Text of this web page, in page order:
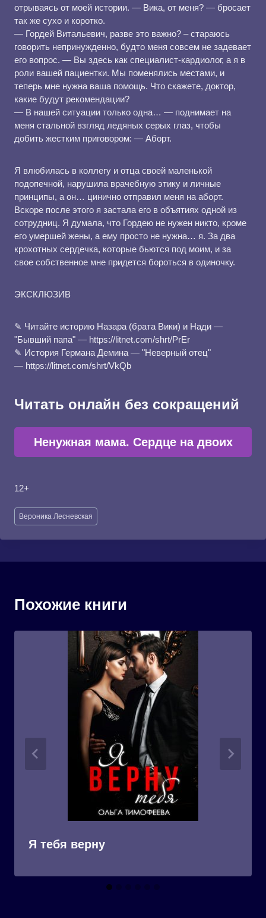
отрываясь от моей истории. — Вика, от меня? — бросает
так же сухо и коротко.
— Гордей Витальевич, разве это важно? – стараюсь
говорить непринужденно, будто меня совсем не задевает
его вопрос. — Вы здесь как специалист-кардиолог, а я в
роли вашей пациентки. Мы поменялись местами, и
теперь мне нужна ваша помощь. Что скажете, доктор,
какие будут рекомендации?
— В нашей ситуации только одна… — поднимает на
меня стальной взгляд ледяных серых глаз, чтобы
добить жестким приговором: — Аборт.
Я влюбилась в коллегу и отца своей маленькой
подопечной, нарушила врачебную этику и личные
принципы, а он… цинично отправил меня на аборт.
Вскоре после этого я застала его в объятиях одной из
сотрудниц. Я думала, что Гордею не нужен никто, кроме
его умершей жены, а ему просто не нужна… я. За два
крохотных сердечка, которые бьются под моим, и за
свое собственное мне придется бороться в одиночку.
ЭКСКЛЮЗИВ
✎ Читайте историю Назара (брата Вики) и Нади —
"Бывший папа" — https://litnet.com/shrt/PrEr
✎ История Германа Демина — "Неверный отец"
— https://litnet.com/shrt/VkQb
Читать онлайн без сокращений
Ненужная мама. Сердце на двоих
12+
Метки
записи:
Вероника Лесневская
Похожие книги
Я тебя верну